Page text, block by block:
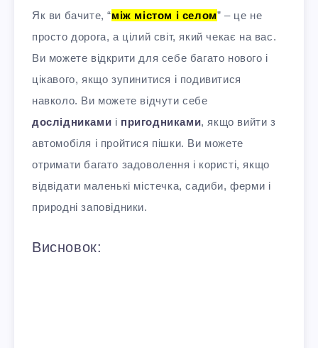
Як ви бачите, “між містом і селом” – це не
просто дорога, а цілий світ, який чекає на вас.
Ви можете відкрити для себе багато нового і
цікавого, якщо зупинитися і подивитися
навколо. Ви можете відчути себе
дослідниками і пригодниками, якщо вийти з
автомобіля і пройтися пішки. Ви можете
отримати багато задоволення і користі, якщо
відвідати маленькі містечка, садиби, ферми і
природні заповідники.
Висновок: